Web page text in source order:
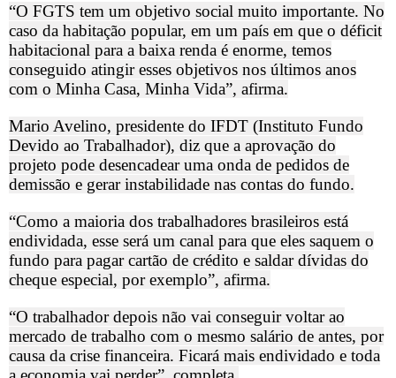
“O FGTS tem um objetivo social muito importante. No
caso da habitação popular, em um país em que o déficit
habitacional para a baixa renda é enorme, temos
conseguido atingir esses objetivos nos últimos anos
com o Minha Casa, Minha Vida”, afirma.
Mario Avelino, presidente do IFDT (Instituto Fundo
Devido ao Trabalhador), diz que a aprovação do
projeto pode desencadear uma onda de pedidos de
demissão e gerar instabilidade nas contas do fundo.
“Como a maioria dos trabalhadores brasileiros está
endividada, esse será um canal para que eles saquem o
fundo para pagar cartão de crédito e saldar dívidas do
cheque especial, por exemplo”, afirma.
“O trabalhador depois não vai conseguir voltar ao
mercado de trabalho com o mesmo salário de antes, por
causa da crise financeira. Ficará mais endividado e toda